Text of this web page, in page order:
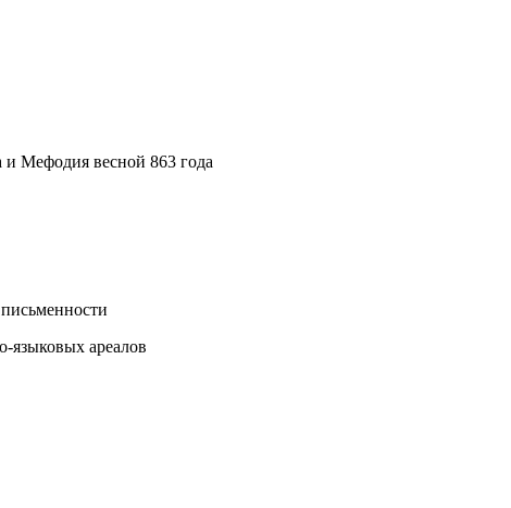
и Мефодия весной 863 года
языковых ареалов